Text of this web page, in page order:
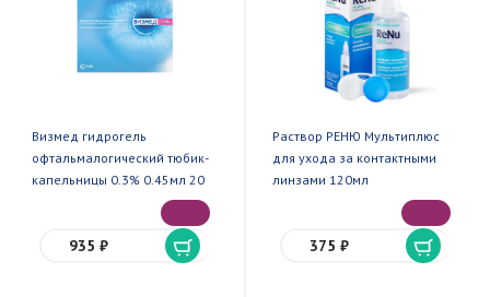
Визмед гидрогель
офтальмалогический тюбик-
капельницы 0.3% 0.45мл 20
935 ₽
Раствор РЕНЮ Мультиплюс
для ухода за контактными
линзами 120мл
375 ₽